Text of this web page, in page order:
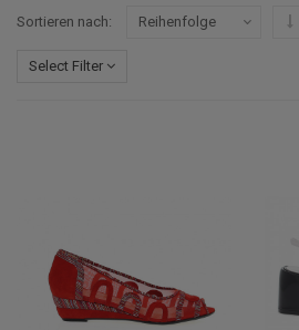
Sortieren nach
Select Filter